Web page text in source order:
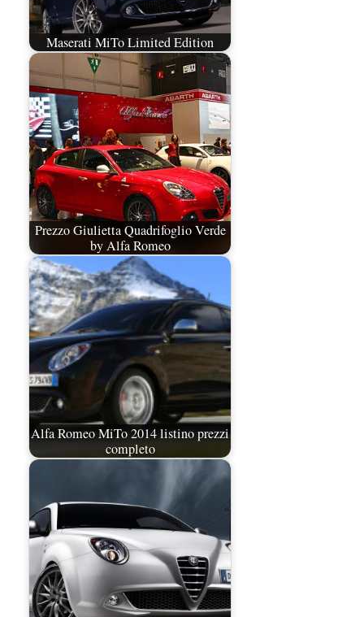
Maserati MiTo Limited Edition
Prezzo Giulietta Quadrifoglio Verde
by Alfa Romeo
Alfa Romeo MiTo 2014 listino prezzi
completo